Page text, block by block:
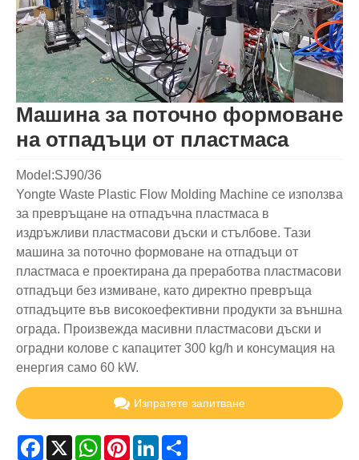
Машина за поточно формоване
на отпадъци от пластмаса
Model:SJ90/36
Yongte Waste Plastic Flow Molding Machine се използва
за превръщане на отпадъчна пластмаса в
издръжливи пластмасови дъски и стълбове. Тази
машина за поточно формоване на отпадъци от
пластмаса е проектирана да преработва пластмасови
отпадъци без измиване, като директно превръща
отпадъците във високоефективни продукти за външна
ограда. Произвежда масивни пластмасови дъски и
оградни колове с капацитет 300 kg/h и консумация на
енергия само 60 kW.
Изпратете запитване
Facebook
X WhatsApp
PinterestLinkedIn